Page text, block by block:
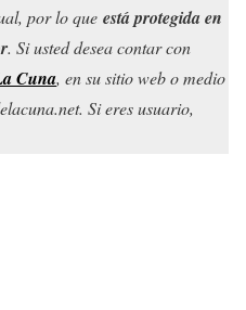
por lo que está protegida en
. Si usted desea contar con
Cuna, en su sitio web o medio
Si eres usuario,